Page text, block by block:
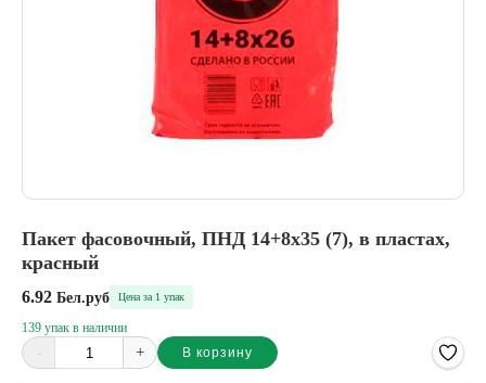
Пакет фасовочный, ПНД 14+8х35 (7), в пластах,
красный
6.92 Бел.руб Цена за 1 упак
139 упак в наличии
- + В корзину
Alternative: